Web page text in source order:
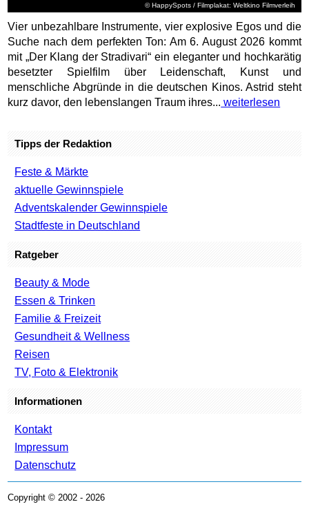
© HappySpots / Filmplakat: Weltkino Filmverleih
Vier unbezahlbare Instrumente, vier explosive Egos und die
Suche nach dem perfekten Ton: Am 6. August 2026 kommt
mit „Der Klang der Stradivari“ ein eleganter und hochkarätig
besetzter Spielfilm über Leidenschaft, Kunst und
menschliche Abgründe in die deutschen Kinos. Astrid steht
kurz davor, den lebenslangen Traum ihres... weiterlesen
Tipps der Redaktion
Feste & Märkte
aktuelle Gewinnspiele
Adventskalender Gewinnspiele
Stadtfeste in Deutschland
Ratgeber
Beauty & Mode
Essen & Trinken
Familie & Freizeit
Gesundheit & Wellness
Reisen
TV, Foto & Elektronik
Informationen
Kontakt
Impressum
Datenschutz
Copyright © 2002 - 2026